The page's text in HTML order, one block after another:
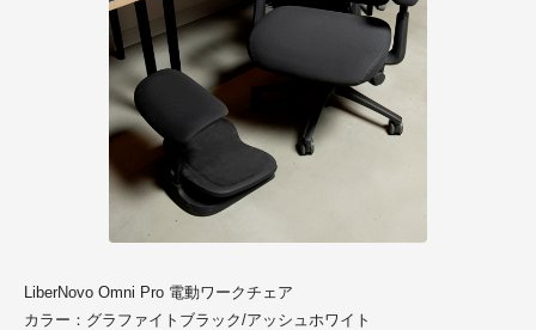
LiberNovo Omni Pro 電動ワークチェア
カラー：グラファイトブラック/アッシュホワイト